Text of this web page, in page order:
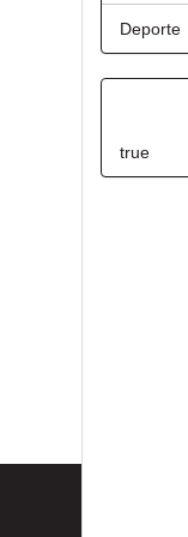
Deporte
true